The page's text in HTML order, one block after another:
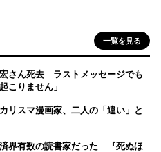
一覧を見る
さん死去 ラストメッセージでも
こりません」
スマ漫画家、二人の「違い」と
界有数の読書家だった 『死ぬほ